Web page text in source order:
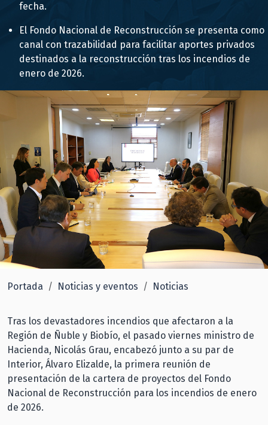
fecha.
El Fondo Nacional de Reconstrucción se presenta como
canal con trazabilidad para facilitar aportes privados
destinados a la reconstrucción tras los incendios de
enero de 2026.
Portada Noticias y eventos Noticias
Tras los devastadores incendios que afectaron a la
Región de Ñuble y Biobío, el pasado viernes ministro de
Hacienda, Nicolás Grau, encabezó junto a su par de
Interior, Álvaro Elizalde, la primera reunión de
presentación de la cartera de proyectos del Fondo
Nacional de Reconstrucción para los incendios de enero
de 2026.